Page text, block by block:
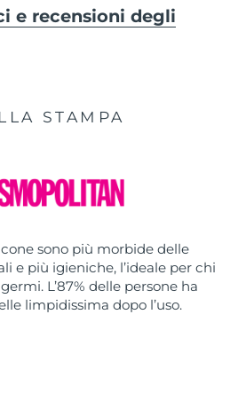
e recensioni degli
STAMPA
sono più morbide delle
e più igieniche, l’ideale per chi
L’87% delle persone ha
limpidissima dopo l’uso.